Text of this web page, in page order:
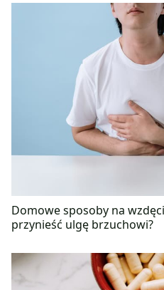
Domowe sposoby na
przynieść ulgę brzuchowi?